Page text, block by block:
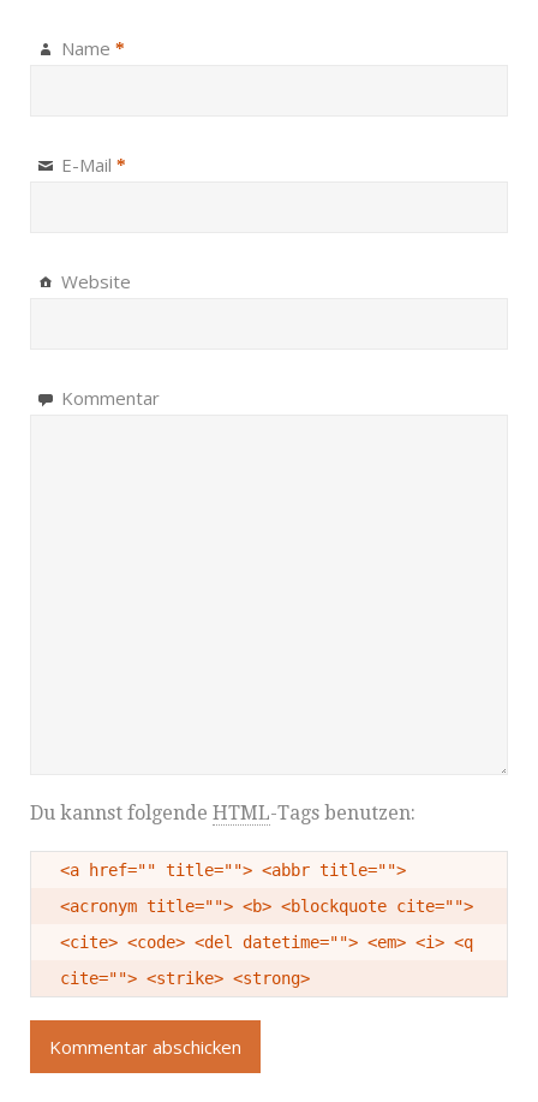
Name *
E-Mail *
Website
Kommentar
Du kannst folgende HTML-Tags benutzen:
<a href="" title=""> <abbr title="">
<acronym title=""> <b> <blockquote cite="">
<cite> <code> <del datetime=""> <em> <i> <q
cite=""> <strike> <strong>